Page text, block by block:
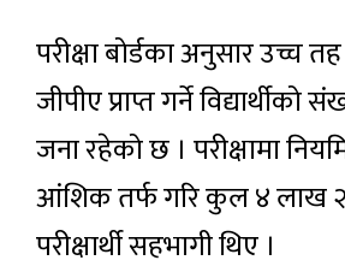
परीक्षा बोर्डका अनुसार उच्च
जीपीए प्राप्त गर्ने विद्यार्थीको
जना रहेको छ । परीक्षामा
आंशिक तर्फ गरि कुल ४ लाख
परीक्षार्थी सहभागी थिए ।